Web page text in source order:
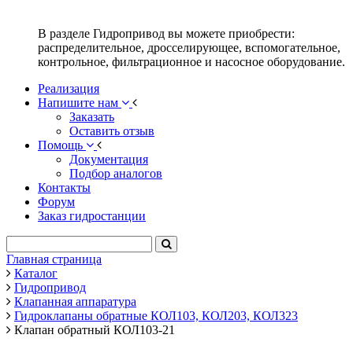
В разделе Гидропривод вы можете приобрести:
распределительное, дросселирующее, вспомогательное,
контрольное, фильтрационное и насосное оборудование.
Реализация
Напишите нам
Заказать
Оставить отзыв
Помощь
Документация
Подбор аналогов
Контакты
Форум
Заказ гидростанции
Главная страница
Каталог
Гидропривод
Клапанная аппаратура
Гидроклапаны обратные КОЛ103, КОЛ203, КОЛ323
Клапан обратный КОЛ103-21